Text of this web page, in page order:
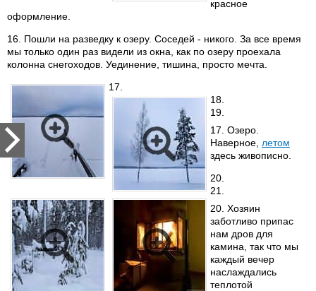
красное
оформление.
16. Пошли на разведку к озеру. Соседей - никого. За все время
мы только один раз видели из окна, как по озеру проехала
колонна снегоходов. Уединение, тишина, просто мечта.
17.
18.
19.
17. Озеро.
Наверное, летом
здесь живописно.
20.
21.
20. Хозяин
заботливо припас
нам дров для
камина, так что мы
каждый вечер
наслаждались
теплотой